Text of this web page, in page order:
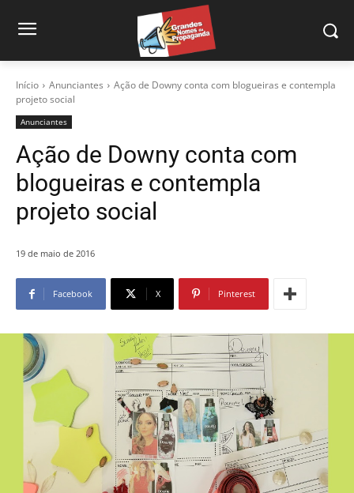
Início Anunciantes
Ação de Downy conta com blogueiras e contempla
projeto social
Anunciantes
Ação de Downy conta com
blogueiras e contempla
projeto social
19 de maio de 2016
Facebook X Pinterest